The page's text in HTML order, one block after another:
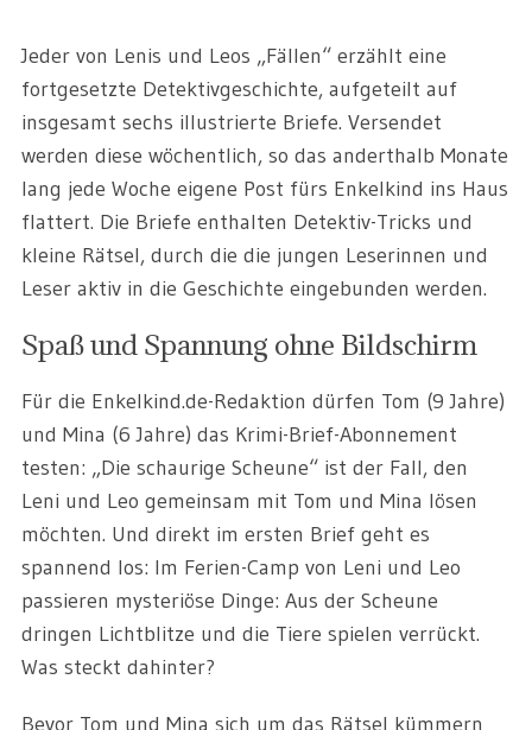
Jeder von Lenis und Leos „Fällen“ erzählt eine
fortgesetzte Detektivgeschichte, aufgeteilt auf
insgesamt sechs illustrierte Briefe. Versendet
werden diese wöchentlich, so das anderthalb Monate
lang jede Woche eigene Post fürs Enkelkind ins Haus
flattert. Die Briefe enthalten Detektiv-Tricks und
kleine Rätsel, durch die die jungen Leserinnen und
Leser aktiv in die Geschichte eingebunden werden.
Spaß und Spannung ohne Bildschirm
Für die Enkelkind.de-Redaktion dürfen Tom (9 Jahre)
und Mina (6 Jahre) das Krimi-Brief-Abonnement
testen: „Die schaurige Scheune“ ist der Fall, den
Leni und Leo gemeinsam mit Tom und Mina lösen
möchten. Und direkt im ersten Brief geht es
spannend los: Im Ferien-Camp von Leni und Leo
passieren mysteriöse Dinge: Aus der Scheune
dringen Lichtblitze und die Tiere spielen verrückt.
Was steckt dahinter?
Bevor Tom und Mina sich um das Rätsel kümmern